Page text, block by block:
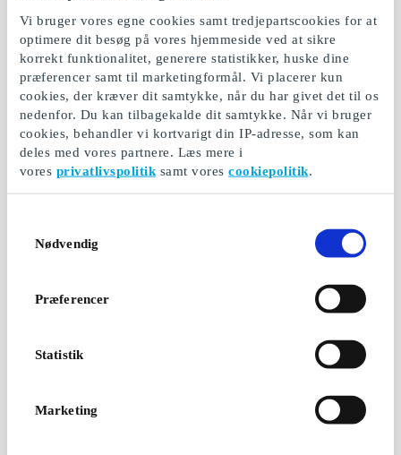
Vi bruger vores egne cookies samt tredjepartscookies for at
optimere dit besøg på vores hjemmeside ved at sikre
korrekt funktionalitet, generere statistikker, huske dine
præferencer samt til marketingformål. Vi placerer kun
cookies, der kræver dit samtykke, når du har givet det til os
nedenfor. Du kan tilbagekalde dit samtykke. Når vi bruger
cookies, behandler vi kortvarigt din IP-adresse, som kan
deles med vores partnere. Læs mere i
vores privatlivspolitik samt vorescookiepolitik.
Nødvendig
Præferencer
Statistik
Marketing